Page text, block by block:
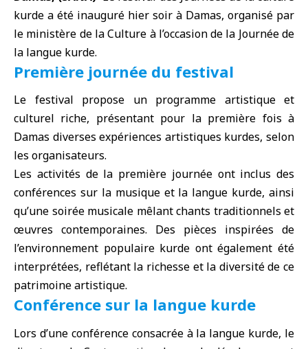
kurde a été inauguré hier soir à Damas, organisé par
le ministère de la Culture à l’occasion de la Journée de
la langue kurde.
Première journée du festival
Le festival propose un programme artistique et
culturel riche, présentant pour la première fois à
Damas diverses expériences artistiques kurdes, selon
les organisateurs.
Les activités de la première journée ont inclus des
conférences sur la musique et la langue kurde, ainsi
qu’une soirée musicale mêlant chants traditionnels et
œuvres contemporaines. Des pièces inspirées de
l’environnement populaire kurde ont également été
interprétées, reflétant la richesse et la diversité de ce
patrimoine artistique.
Conférence sur la langue kurde
Lors d’une conférence consacrée à la langue kurde, le